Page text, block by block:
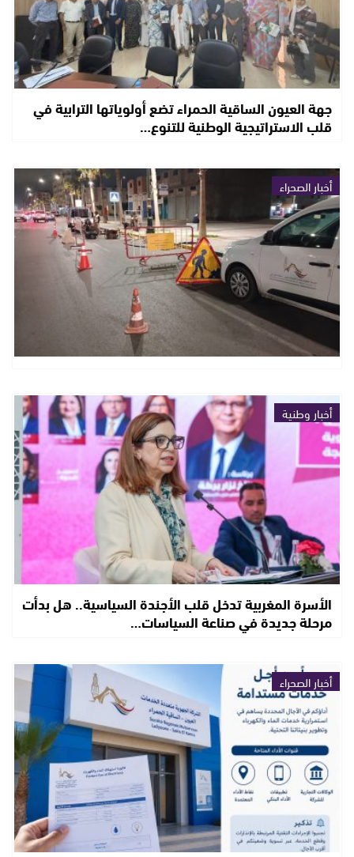
جهة العيون الساقية الحمراء تضع أولوياتها الترابية في
قلب الاستراتيجية الوطنية للتنوع…
أخبار الصحراء
أخبار وطنية
الأسرة المغربية تدخل قلب الأجندة السياسية.. هل بدأت
مرحلة جديدة في صناعة السياسات…
أخبار الصحراء